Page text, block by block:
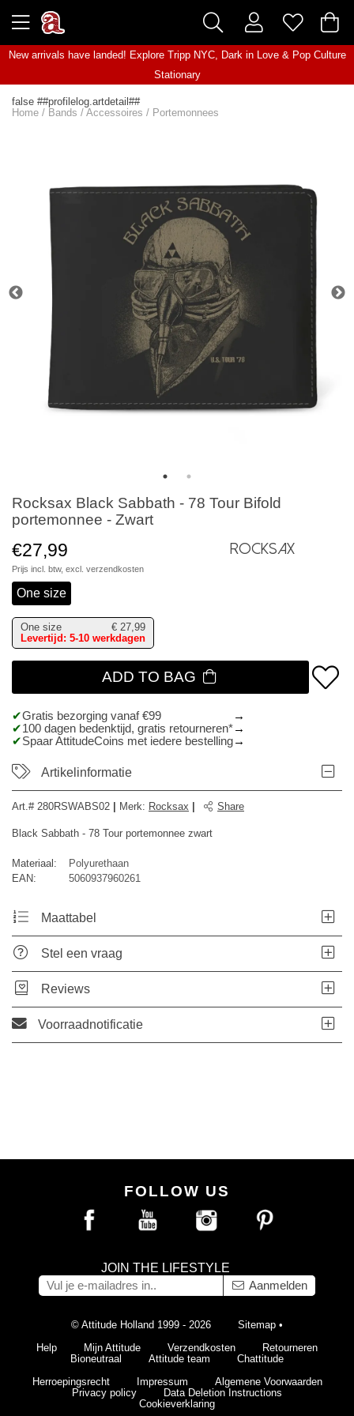
New arrivals have landed! Explore Tripp NYC, Dark in Love& Pop Culture
Stationary
false ##profilelog.artdetail##
Home / Bands / Accessoires / Portemonnees
Rocksax Black Sabbath - 78 Tour Bifold
portemonnee - Zwart
€27,99
Prijs incl. btw, excl. verzendkosten
Rocksax
One size
One size € 27,99
Levertijd: 5-10 werkdagen
ADD TO BAG
Gratis bezorging vanaf €99
100 dagen bedenktijd, gratis retourneren*
Spaar AttitudeCoins met iedere bestelling
Artikelinformatie
Art.# 280RSWABS02 Merk: Rocksax Share
Black Sabbath - 78 Tour portemonnee zwart
Materiaal:
Polyurethaan
EAN:
5060937960261
Maattabel
Stel een vraag
Reviews
Voorraadnotificatie
FOLLOW US
JOIN THE LIFESTYLE
Aanmelden
© Attitude Holland 1999 - 2026 Sitemap •
Help
Mijn Attitude Verzendkosten
Retourneren
Bioneutraal
Attitude team
Chattitude
Herroepingsrecht
Impressum
Algemene Voorwaarden
Privacy policy
Data Deletion Instructions
Cookieverklaring